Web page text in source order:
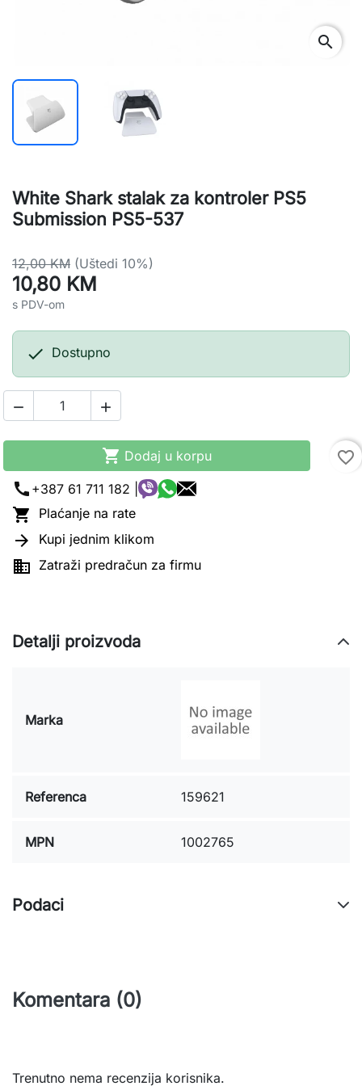
search
White Shark stalak za kontroler PS5
Submission PS5-537
12,00 KM (Uštedi 10%)
10,80 KM
s PDV-om
 Dostupno
 
 Dodaj u korpu
favorite_border
call +387 61 711 182 |
 Plaćanje na rate
 Kupi jednim klikom
 Zatraži predračun za firmu
Detalji proizvoda
Marka
Referenca 159621
MPN 1002765
Podaci
Komentara (0)
Trenutno nema recenzija korisnika.